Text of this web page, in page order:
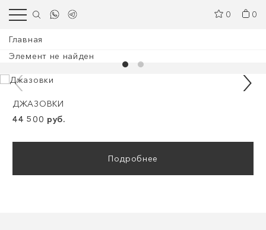
0 0
Главная
Элемент не найден
ДЖАЗОВКИ
44 500 руб.
Подробнее